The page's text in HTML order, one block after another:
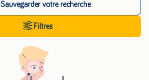
Sauvegarder votre recherche
Filtres